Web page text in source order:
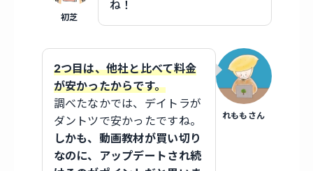
初芝
ね！
れももさん
2つ目は、他社と比べて料金
が安かったからです。
調べたなかでは、デイトラが
ダントツで安かったですね。
しかも、動画教材が買い切り
なのに、アップデートされ続